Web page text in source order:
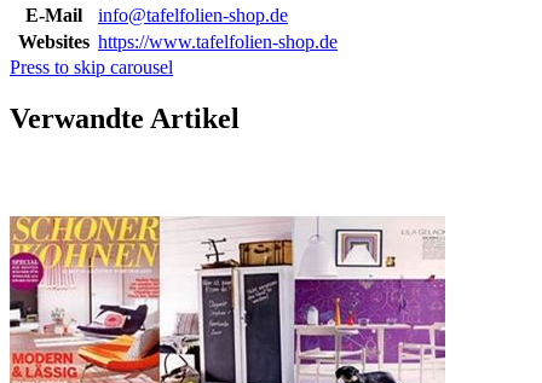
E-Mail
info@tafelfolien-shop.de
Websites https://www.tafelfolien-shop.de
Press to skip carousel
Verwandte Artikel